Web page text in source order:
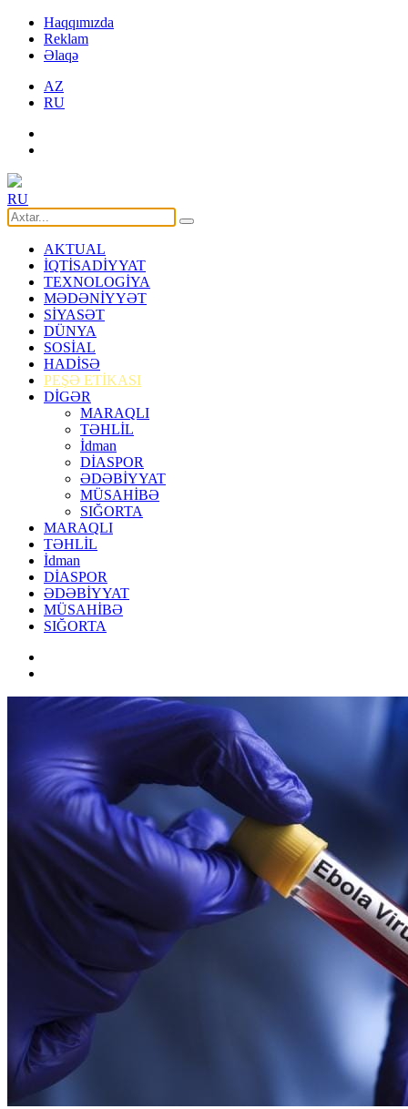
Haqqımızda
Reklam
Əlaqə
AZ
RU
RU
AKTUAL
İQTİSADİYYAT
TEXNOLOGİYA
MƏDƏNİYYƏT
SİYASƏT
DÜNYA
SOSİAL
HADİSƏ
PEŞƏ ETİKASI
DİGƏR
MARAQLI
TƏHLİL
İdman
DİASPOR
ƏDƏBİYYAT
MÜSAHİBƏ
SIĞORTA
MARAQLI
TƏHLİL
İdman
DİASPOR
ƏDƏBİYYAT
MÜSAHİBƏ
SIĞORTA